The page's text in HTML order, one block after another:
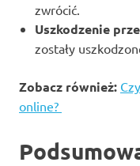
zwrócić.
Uszkodzenie
zostały
Zobacz również:
online?